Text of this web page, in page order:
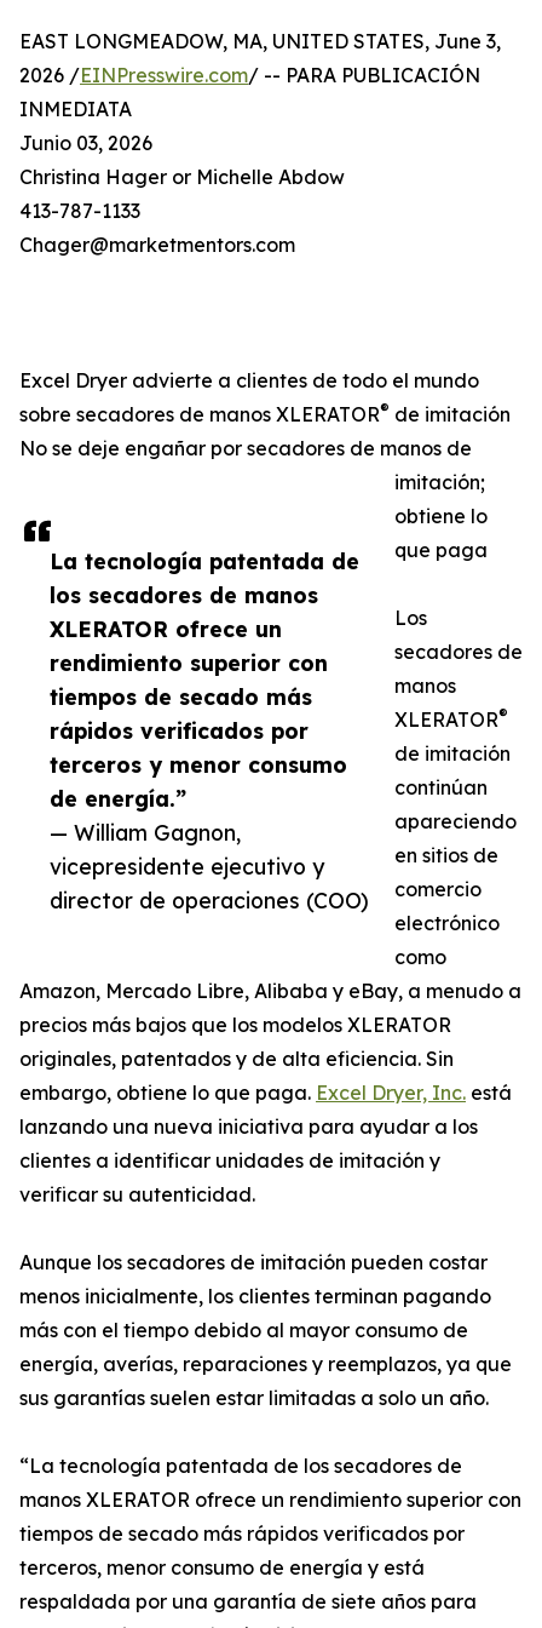
La tecnología patentada de
los secadores de manos
XLERATOR ofrece un
rendimiento superior con
tiempos de secado más
rápidos verificados por
terceros y menor consumo
de energía.”
— William Gagnon,
vicepresidente ejecutivo y
director de operaciones (COO)
EAST LONGMEADOW, MA, UNITED STATES, June 3,
2026 /EINPresswire.com/ -- PARA PUBLICACIÓN
INMEDIATA
Junio 03, 2026
Christina Hager or Michelle Abdow
413-787-1133
Chager@marketmentors.com
Excel Dryer advierte a clientes de todo el mundo
sobre secadores de manos XLERATOR® de imitación
No se deje engañar por secadores de manos de
imitación;
obtiene lo
que paga
Los
secadores de
manos
XLERATOR®
de imitación
continúan
apareciendo
en sitios de
comercio
electrónico
como
Amazon, Mercado Libre, Alibaba y eBay, a menudo a
precios más bajos que los modelos XLERATOR
originales, patentados y de alta eficiencia. Sin
embargo, obtiene lo que paga. Excel Dryer, Inc. está
lanzando una nueva iniciativa para ayudar a los
clientes a identificar unidades de imitación y
verificar su autenticidad.
Aunque los secadores de imitación pueden costar
menos inicialmente, los clientes terminan pagando
más con el tiempo debido al mayor consumo de
energía, averías, reparaciones y reemplazos, ya que
sus garantías suelen estar limitadas a solo un año.
“La tecnología patentada de los secadores de
manos XLERATOR ofrece un rendimiento superior con
tiempos de secado más rápidos verificados por
terceros, menor consumo de energía y está
respaldada por una garantía de siete años para